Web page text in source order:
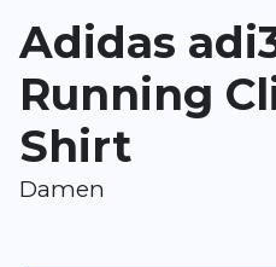
Dieses Formular ist durch
Adidas
Running
Shirt
Damen